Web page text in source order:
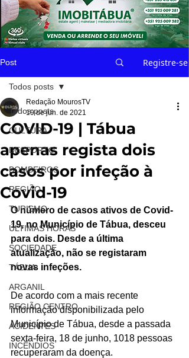
Post Registre-se
Todos posts
CULTURA
DESPORTO
BOMBEIROS
REGIÃO
TURISMO
ÚLTIMAS HORAS
SOCIEDADE
TÁBUA
ARGANIL
REGIÃO CENTRO
ACIDENTES
INCÊNDIOS
Todos posts
COVID-19 | Tábua
apenas regista dois
casos por infeção à
Covid-19
Redação MourosTV
19 de jun. de 2021
O número de casos ativos de Covid-
19, no Município de Tábua, desceu
para dois. Desde a última
atualização, não se registaram
novas infeções.
De acordo com a mais recente
informação disponibilizada pelo
Município de Tábua, desde a passada
sexta-feira, 18 de junho, 1018 pessoas
recuperaram da doença.